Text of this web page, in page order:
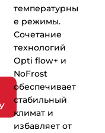
температурны
е режимы.
Сочетание
технологий
Opti flow+ и
NoFrost
обеспечивает
стабильный
климат и
избавляет от